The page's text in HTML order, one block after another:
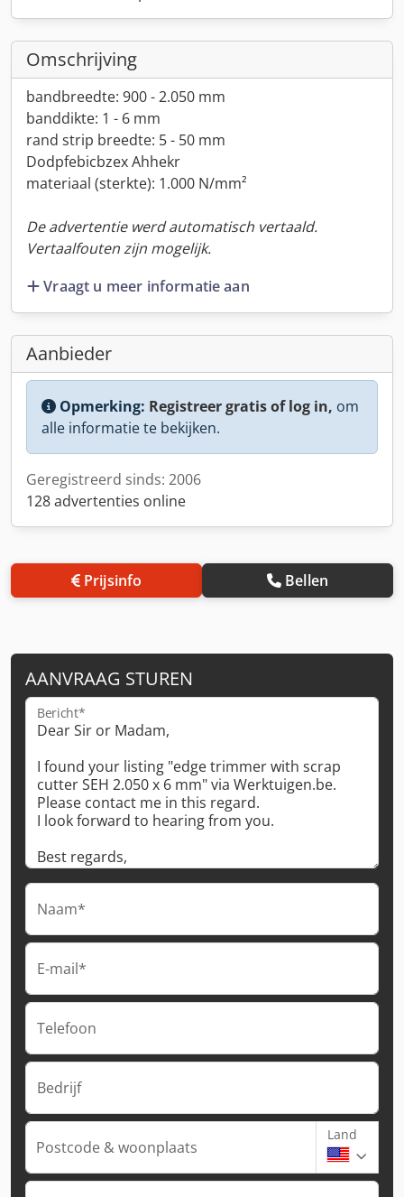
Omschrijving
bandbreedte: 900 - 2.050 mm
banddikte: 1 - 6 mm
rand strip breedte: 5 - 50 mm
Dodpfebicbzex Ahhekr
materiaal (sterkte): 1.000 N/mm²
De advertentie werd automatisch vertaald.
Vertaalfouten zijn mogelijk.
Vraagt u meer informatie aan
Aanbieder
Opmerking: Registreer gratis of log in, om
alle informatie te bekijken.
Geregistreerd sinds: 2006
128 advertenties online
Prijsinfo Bellen
AANVRAAG STUREN
Bericht*
Naam*
E-mail*
Telefoon
Bedrijf
Postcode & woonplaats
Land